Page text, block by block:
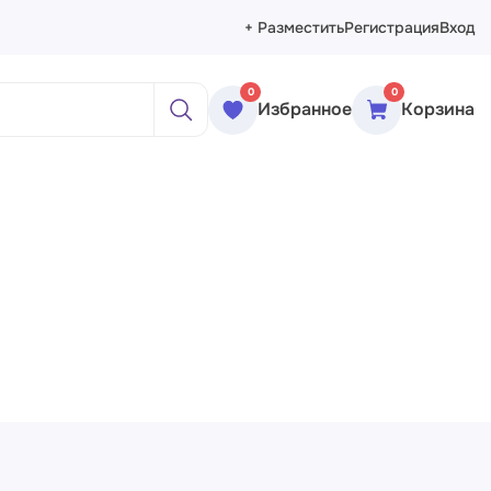
+ РазместитьРегистрацияВход
0
Избранное
0
Корзина